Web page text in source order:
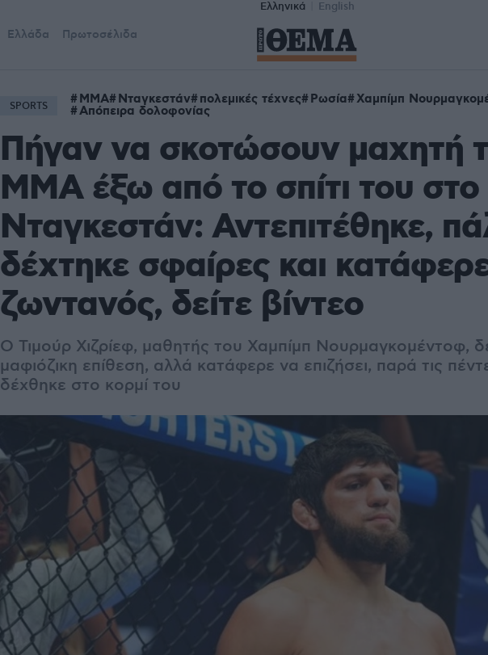
Ελληνικά English
Ελλάδα Πρωτοσέλιδα
SPORTS MMA Νταγκεστάν πολεμικές τέχνες Ρωσία Χαμπίμπ
Απόπειρα δολοφονίας
Πήγαν να σκοτώσουν μαχητή
ΜΜΑ έξω από το σπίτι του στο
Νταγκεστάν: Αντεπιτέθηκε,
δέχτηκε σφαίρες και
ζωντανός, δείτε βίντεο
Ο Τιμούρ Χιζρίεφ, μαθητής του Χαμπίμπ Νουρμαγκομέντοφ,
μαφιόζικη επίθεση, αλλά κατάφερε να επιζήσει, παρά τις
δέχθηκε στο κορμί του